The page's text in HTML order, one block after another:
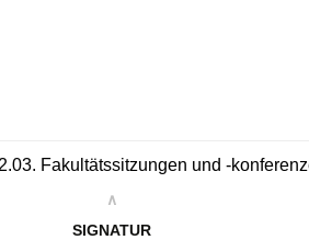
Fakultätssitzungen und -
∧
SIGNATUR